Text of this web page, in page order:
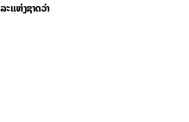
ະແຫ່ງຊາດວ່າ